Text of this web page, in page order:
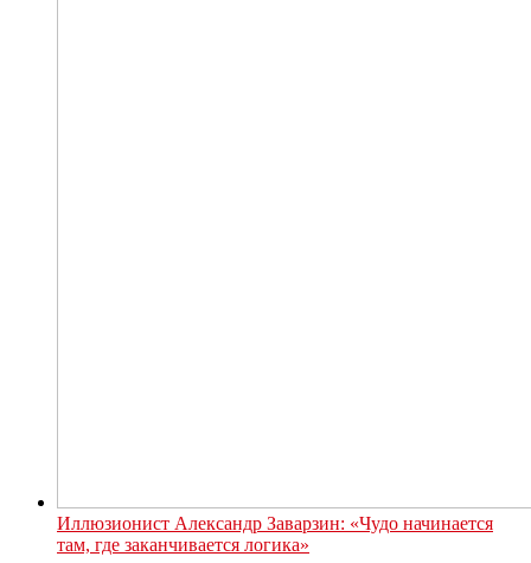
Иллюзионист Александр Заварзин: «Чудо начинается
там, где заканчивается логика»